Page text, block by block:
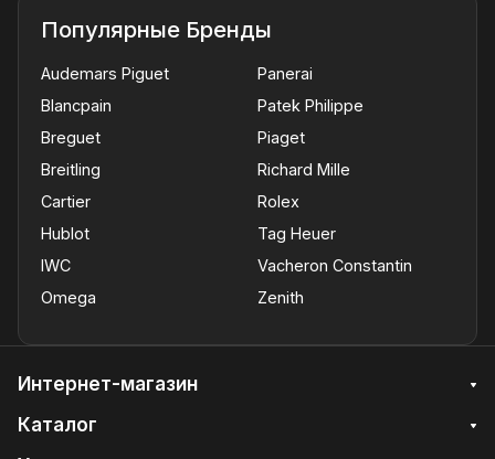
Популярные Бренды
Audemars Piguet
Blancpain
Breguet
Breitling
Cartier
Hublot
IWC
Omega
Panerai
Patek Philippe
Piaget
Richard Mille
Rolex
Tag Heuer
Vacheron Constantin
Zenith
Интернет-магазин
Каталог